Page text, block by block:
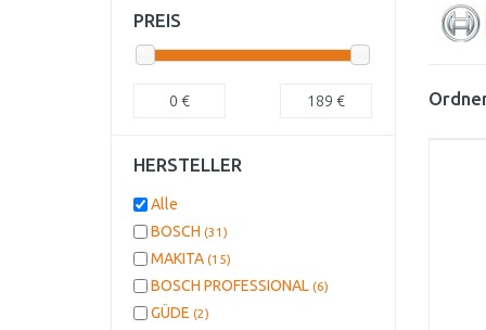
PREIS
0 € 189 €
HERSTELLER
Alle
BOSCH (31)
MAKITA (15)
BOSCH PROFESSIONAL (6)
GÜDE (2)